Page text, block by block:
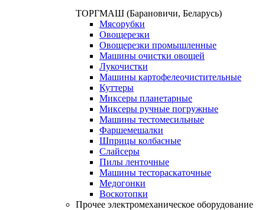
ТОРГМАШ (Барановичи, Беларусь)
Мясорубки
Овощерезки
Овощерезки промышленные
Машины очистки овощей
Лукочистки
Машины картофелеочистительные
Куттеры
Миксеры планетарные
Миксеры ручные погружные
Машины тестомесильные
Фаршемешалки
Шприцы колбасные
Слайсеры
Пилы ленточные
Машины тестораскаточные
Медогонки
Воскотопки
Прочее электромеханическое оборудование